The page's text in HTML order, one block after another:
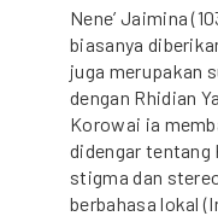
Nene’ Jaimina
biasanya
juga merupakan
dengan Rhidian
Korowai ia
didengar tentang
stigma dan
berbahasa lokal